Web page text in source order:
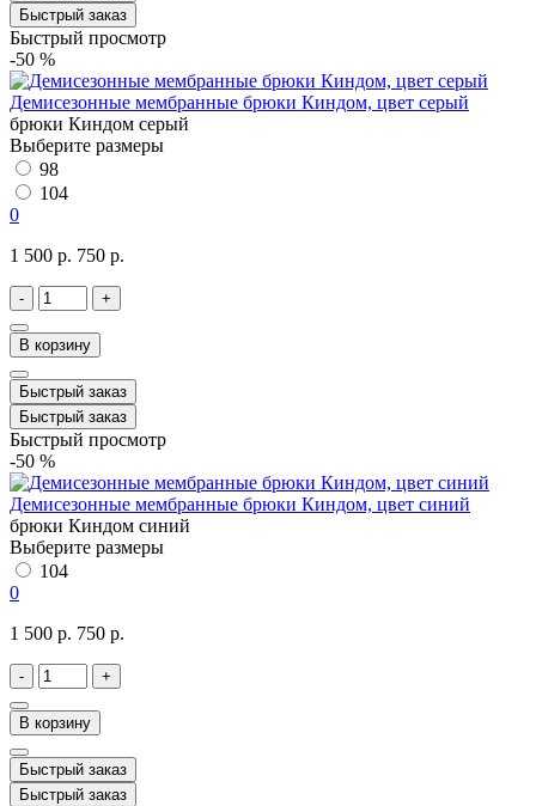
Быстрый заказ
Быстрый просмотр
-50 %
Демисезонные мембранные брюки Киндом, цвет серый
брюки Киндом серый
Выберите размеры
98
104
0
1 500 р. 750 р.
- +
В корзину
Быстрый заказ
Быстрый заказ
Быстрый просмотр
-50 %
Демисезонные мембранные брюки Киндом, цвет синий
брюки Киндом синий
Выберите размеры
104
0
1 500 р. 750 р.
- +
В корзину
Быстрый заказ
Быстрый заказ